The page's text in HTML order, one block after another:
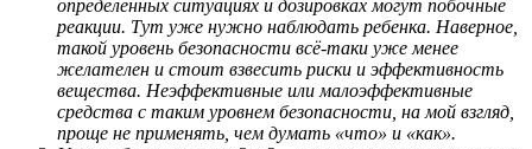
определенных ситуациях и дозировках могут побочные
реакции. Тут уже нужно наблюдать ребенка. Наверное,
такой уровень безопасности всё-таки уже менее
желателен и стоит взвесить риски и эффективность
вещества. Неэффективные или малоэффективные
средства с таким уровнем безопасности, на мой взгляд,
проще не применять, чем думать «что» и «как».